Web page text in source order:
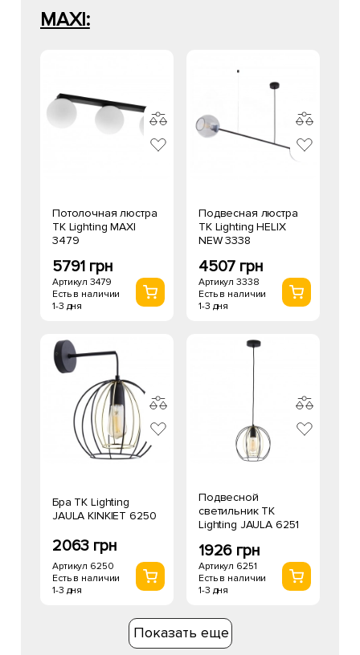
MAXI:
Потолочная люстра
TK Lighting MAXI
3479
5791 грн
Артикул 3479
Есть в наличии
1-3 дня
Подвесная люстра
TK Lighting HELIX
NEW 3338
4507 грн
Артикул 3338
Есть в наличии
1-3 дня
Бра TK Lighting
JAULA KINKIET 6250
2063 грн
Артикул 6250
Есть в наличии
1-3 дня
Подвесной
светильник TK
Lighting JAULA 6251
1926 грн
Артикул 6251
Есть в наличии
1-3 дня
Показать еще